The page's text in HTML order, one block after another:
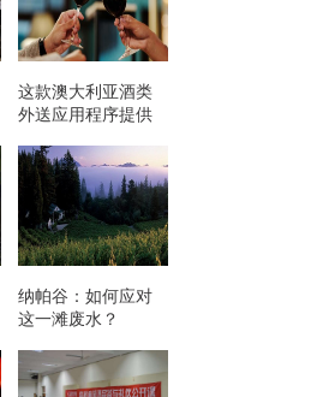
这款澳大利亚酒类
外送应用程序提供
定期间提振您的精
神
纳帕谷：如何应对
这一滩废水？